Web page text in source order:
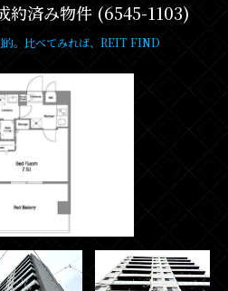
約済み物件 (6545-1103)
。比べてみれば、REIT FIND